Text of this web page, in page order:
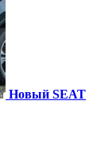
Новый SEAT